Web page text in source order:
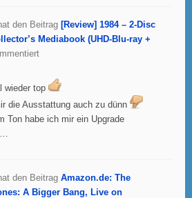
den Beitrag [Review] 1984 – 2-Disc
Mediabook (UHD-Blu-ray +
wieder top
die Ausstattung auch zu dünn
Ton habe ich mir ein Upgrade
…
den Beitrag Amazon.de: The
A Bigger Bang, Live on